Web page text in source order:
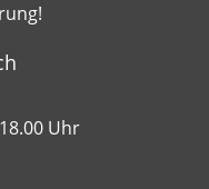
Uhr